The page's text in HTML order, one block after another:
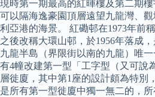
現時第一期最高的紅暉樓及第二期
可以隔海逸豪園頂層遠望九龍灣、
利亞港的海景。 紅磡邨在1973年前
之後改稱大環山邨，於1956年落成
九龍半島（界限街以南的九龍）唯
有4幢改建第一型「工字型（又可說
層徙廈，其中第1座的設計頗為特別
是所有第一型徙廈中獨一無二的，